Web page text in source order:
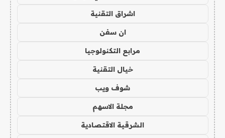
اشراق التقنية
ان سفن
مرابع التكنولوجيا
خيال التقنية
شوف ويب
مجلة الاسهم
الشرقية الاقتصادية